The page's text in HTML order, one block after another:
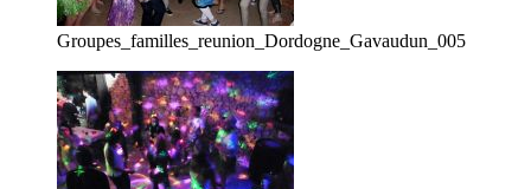
Groupes_familles_reunion_Dordogne_Gavaudun_005